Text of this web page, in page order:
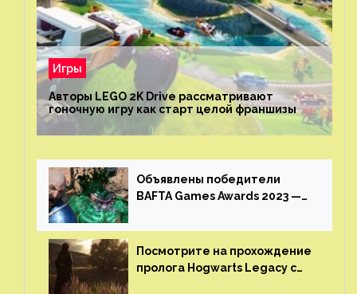
Игры
Авторы LEGO 2K Drive рассматривают
гоночную игру как старт целой франшизы
Объявлены победители
BAFTA Games Awards 2023 —
получила шесть наград
Посмотрите на прохождение
пролога Hogwarts Legacy с